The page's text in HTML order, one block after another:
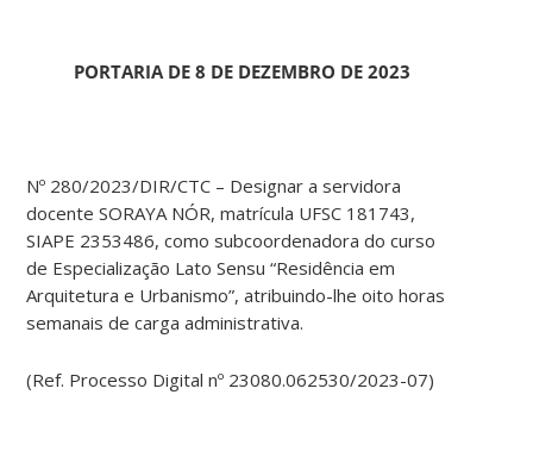
PORTARIA DE 8 DE DEZEMBRO DE 2023
Nº 280/2023/DIR/CTC – Designar a servidora
docente SORAYA NÓR, matrícula UFSC 181743,
SIAPE 2353486, como subcoordenadora do curso
de Especialização Lato Sensu “Residência em
Arquitetura e Urbanismo”, atribuindo-lhe oito horas
semanais de carga administrativa.
(Ref. Processo Digital nº 23080.062530/2023-07)